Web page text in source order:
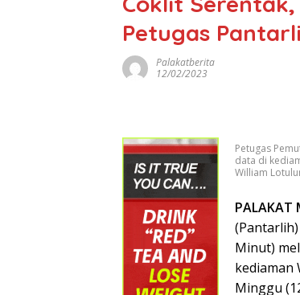
Petugas
Palakatberita
12/02/2023
Petugas
data di
William
PALAKAT
Minut)
kediaman
Minggu